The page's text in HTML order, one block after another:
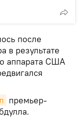
после
в результате
аппарата США
премьер-